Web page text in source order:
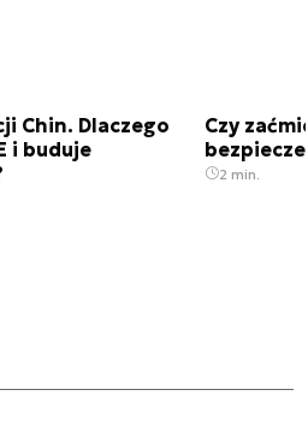
Chin. Dlaczego
i buduje
Czy
2 min.